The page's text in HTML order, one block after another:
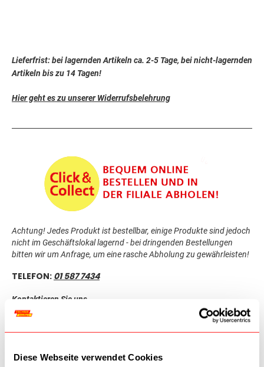
Diese Webseite verwendet Cookies
Lieferfrist: bei lagernden Artikeln ca. 2-5 Tage, bei nicht-lagernden
Artikeln bis zu 14 Tagen!
Hier geht es zu unserer Widerrufsbelehrung
Achtung! Jedes Produkt ist bestellbar, einige Produkte sind jedoch
nicht im Geschäftslokal lagernd - bei dringenden Bestellungen
bitten wir um Anfrage, um eine rasche Abholung zu gewährleisten!
TELEFON: 01 587 7434
Kontaktieren Sie uns
Samstag: 09:30-18:00